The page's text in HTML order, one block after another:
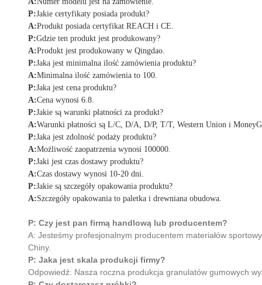
P:Jakie certyfikaty posiada produkt?
A:Produkt posiada certyfikat REACH i CE.
P:Gdzie ten produkt jest produkowany?
A:Produkt jest produkowany w Qingdao.
P:Jaka jest minimalna ilość zamówienia produktu?
A:Minimalna ilość zamówienia to 100.
P:Jaka jest cena produktu?
A:Cena wynosi 6.8.
P:Jakie są warunki płatności za produkt?
A:Warunki płatności są L/C, D/A, D/P, T/T, Western Union i
P:Jaka jest zdolność podaży produktu?
A:Możliwość zaopatrzenia wynosi 100000.
P:Jaki jest czas dostawy produktu?
A:Czas dostawy wynosi 10-20 dni.
P:Jakie są szczegóły opakowania produktu?
A:Szczegóły opakowania to paletka i drewniana obudowa.
P: Czy jest pan firmą handlową lub producentem?
A: Jesteśmy profesjonalnym producentem materiałów
Chiny.
P: Jaka jest skala produkcji firmy?
Odpowiedź: Nasza roczna produkcja granulatów gumowych